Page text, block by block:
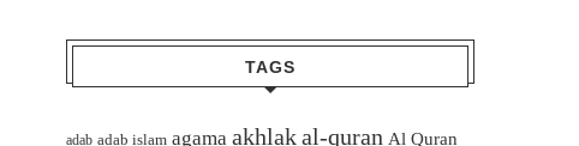
TAGS
adab adab islam agama akhlakal-quran Al Quran